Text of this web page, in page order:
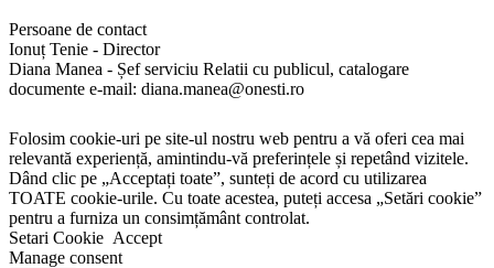
Persoane de contact
Ionuț Tenie - Director
Diana Manea - Șef serviciu Relatii cu publicul, catalogare
documente e-mail: diana.manea@onesti.ro
Folosim cookie-uri pe site-ul nostru web pentru a vă oferi cea mai
relevantă experiență, amintindu-vă preferințele și repetând vizitele.
Dând clic pe „Acceptați toate”, sunteți de acord cu utilizarea
TOATE cookie-urile. Cu toate acestea, puteți accesa „Setări cookie”
pentru a furniza un consimțământ controlat.
Setari Cookie Accept
Manage consent